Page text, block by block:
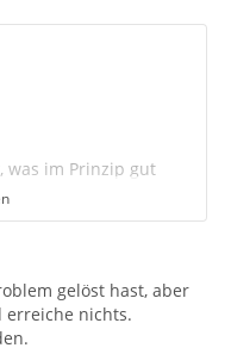
was im Prinzip gut
ab.gelöst hast, aber
nichts.